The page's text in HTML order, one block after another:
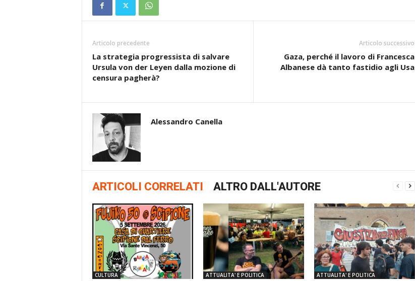
Articolo precedente
La strategia progressista di salvare
Ursula von der Leyen dalla mozione di
censura pagherà?
Articolo successivo
Gaza, perché il lavoro di Francesca
Albanese dà tanto fastidio agli Usa
Alessandro Canella
ARTICOLI CORRELATI ALTRO DALL'AUTORE
CULTURA ATTUALITA' E POLITICA ATTUALITA' E POLITICA